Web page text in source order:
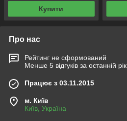
Купити
Про нас
Рейтинг не сформований
Менше 5 відгуків за останній рік
Працює з 03.11.2015
м. Київ
Київ, Україна